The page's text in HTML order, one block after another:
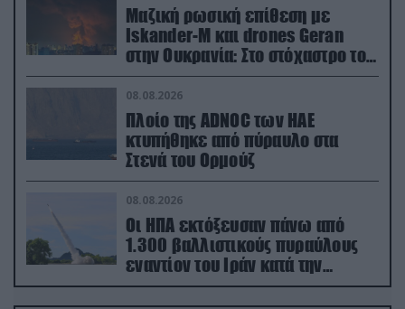
Μαζική ρωσική επίθεση με
Iskander-M και drones Geran
στην Ουκρανία: Στο στόχαστρο το
εργοστάσιο των Flamingo
08.08.2026
Πλοίο της ADNOC των ΗΑΕ
κτυπήθηκε από πύραυλο στα
Στενά του Ορμούζ
08.08.2026
Οι ΗΠΑ εκτόξευσαν πάνω από
1.300 βαλλιστικούς πυραύλους
εναντίον του Ιράν κατά την
διάρκεια του πολέμου